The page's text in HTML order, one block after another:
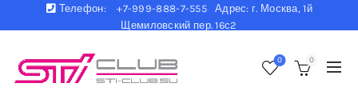
Телефон:
+7-999-888-7-555 Адрес: г. Москва, 1й
Щемиловский пер. 16с2
0 0